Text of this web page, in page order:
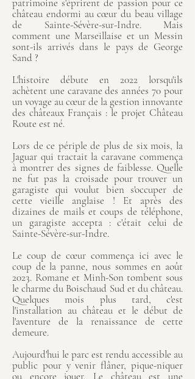
château endormi au cœur du beau village
de Sainte-Sévère-sur-Indre.​ Mais
comment une Marseillaise et un Messin
sont-ils arrivés dans le pays de George
Sand ?
L'histoire débute en 2022 lorsqu'ils
achètent une caravane des années 70 pour
un voyage au cœur de la gestion innovante
des châteaux Français : le projet Château
Route est né.
Lors de ce périple de plus de six mois, la
Jaguar qui tractait la caravane commença
à montrer des signes de faiblesse. Quelle
ne fut pas la croisade pour trouver un
garagiste qui voulut bien s'occuper de
cette vieille anglaise ! Et après des
dizaines de mails et coups de téléphone,
un garagiste accepta : c'était celui de
Sainte-Sévère-sur-Indre.
Le coup de cœur commença ici avec le
coup de la panne, nous sommes en août
2023. Romane et Minh-Son tombent sous
le charme du Boischaud Sud et du château.
Quelques mois plus tard, c'est
l'installation au château et le début de
l'aventure de la renaissance de cette
demeure.
Aujourd'hui le parc est rendu accessible au
public pour y venir flâner, pique-niquer
ou encore jouer. Le château est une